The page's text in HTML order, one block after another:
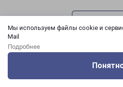
Мы используем файлы cookie и
Mail
Подробнее